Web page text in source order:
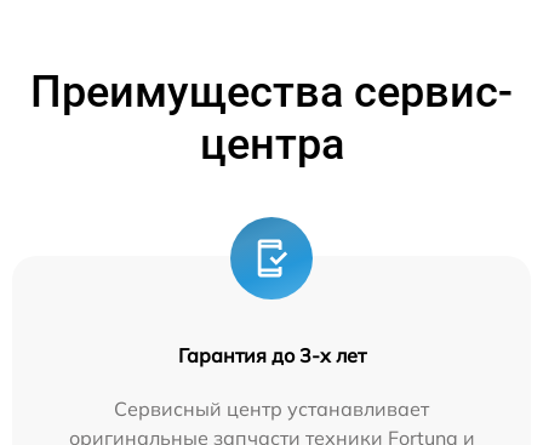
Преимущества сервис-
центра
Гарантия до 3-х лет
Сервисный центр устанавливает
оригинальные запчасти техники Fortuna и